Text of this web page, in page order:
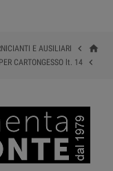
home

E AUSILIARI

CARTONGESSO lt. 14